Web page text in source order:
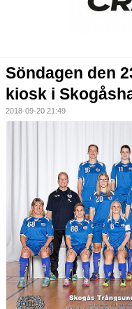
Matcher
Söndagen den
kiosk i
2018-09-20 21:49